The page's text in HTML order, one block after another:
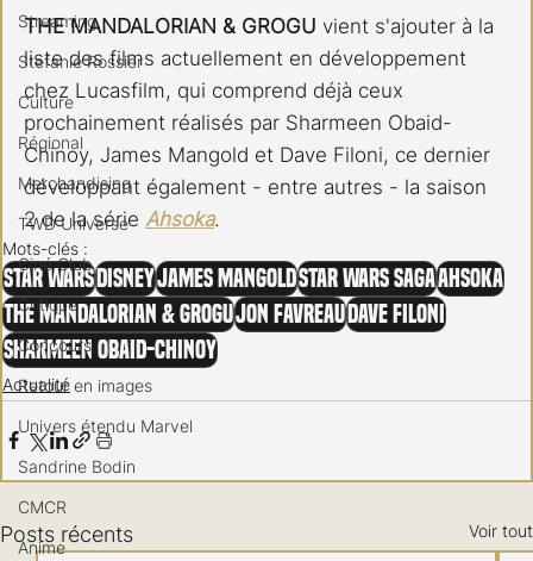
Streaming
Stefanie Rossier
Culture
Régional
Merchandising
TWD Universe
Ciné Club
Critique
Concours
Retour en images
Univers étendu Marvel
Sandrine Bodin
CMCR
Anime
THE MANDALORIAN & GROGU vient s'ajouter à la
liste des films actuellement en développement
chez Lucasfilm, qui comprend déjà ceux
prochainement réalisés par Sharmeen Obaid-
Chinoy, James Mangold et Dave Filoni, ce dernier
développant également - entre autres - la saison
2 de la série Ahsoka.
Mots-clés :
Star Wars DisneyJames MangoldStar Wars sagaAhsoka
The Mandalorian & GroguJon Favreau Dave Filoni
Sharmeen Obaid-Chinoy
Actualité
Posts récents Voir tout